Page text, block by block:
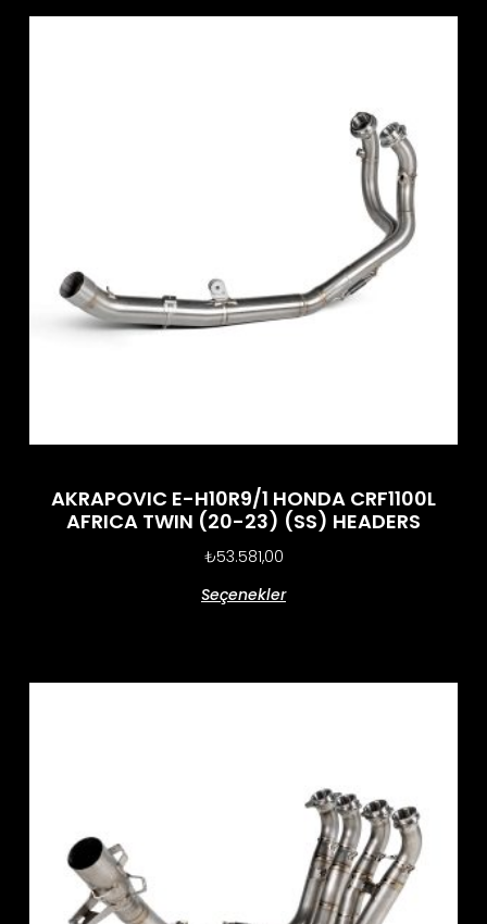
AKRAPOVIC E-H10R9/1 HONDA CRF1100L
AFRICA TWIN (20-23) (SS) HEADERS
₺53.581,00
Seçenekler